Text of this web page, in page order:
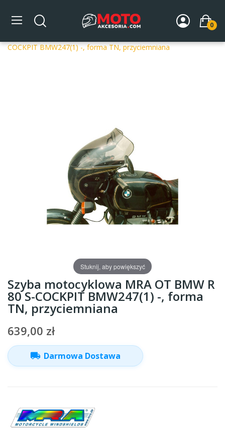
0
Strona główna DLA MOTOCYKLA Szyby
Szyby
COCKPIT BMW247(1) -, forma TN, przyciemniana
Stuknij, aby powiększyć
Szyba motocyklowa MRA OT BMW R
80 S-COCKPIT BMW247(1) -, forma
TN, przyciemniana
639,00 zł
local_shipping Darmowa Dostawa